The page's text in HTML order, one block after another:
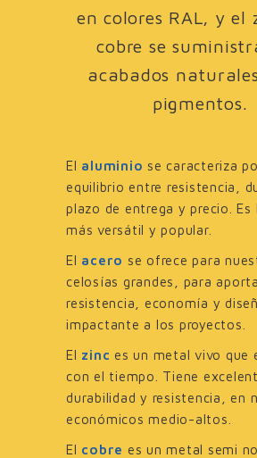
en colores RAL, y el
cobre se
acabados
pigmentos.
El aluminio se caracteriza
equilibrio entre resistencia,
plazo de entrega y precio. Es
más versátil y popular.
El acero se ofrece para
celosías grandes, para
resistencia, economía y
impactante a los proyectos.
El zinc es un metal vivo que
con el tiempo. Tiene
durabilidad y resistencia, en
económicos medio-altos.
El cobre es un metal semi